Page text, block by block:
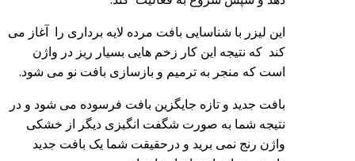
این لیزر با شناسایی بافت مرده لایه برداری را آغاز می
کند که نتیجه این کار زخم هایی بسیار ریز در واژن
است که منجر به ترمیم و بازسازی بافت نو می شود.
بافت جدید و تازه جایگزین بافت فرسوده می شود و در
نتیجه شما به صورت شگفت انگیزی دیگر از خشکی
واژن رنج نمی برید و درحقیقت شما یک بافت جدید